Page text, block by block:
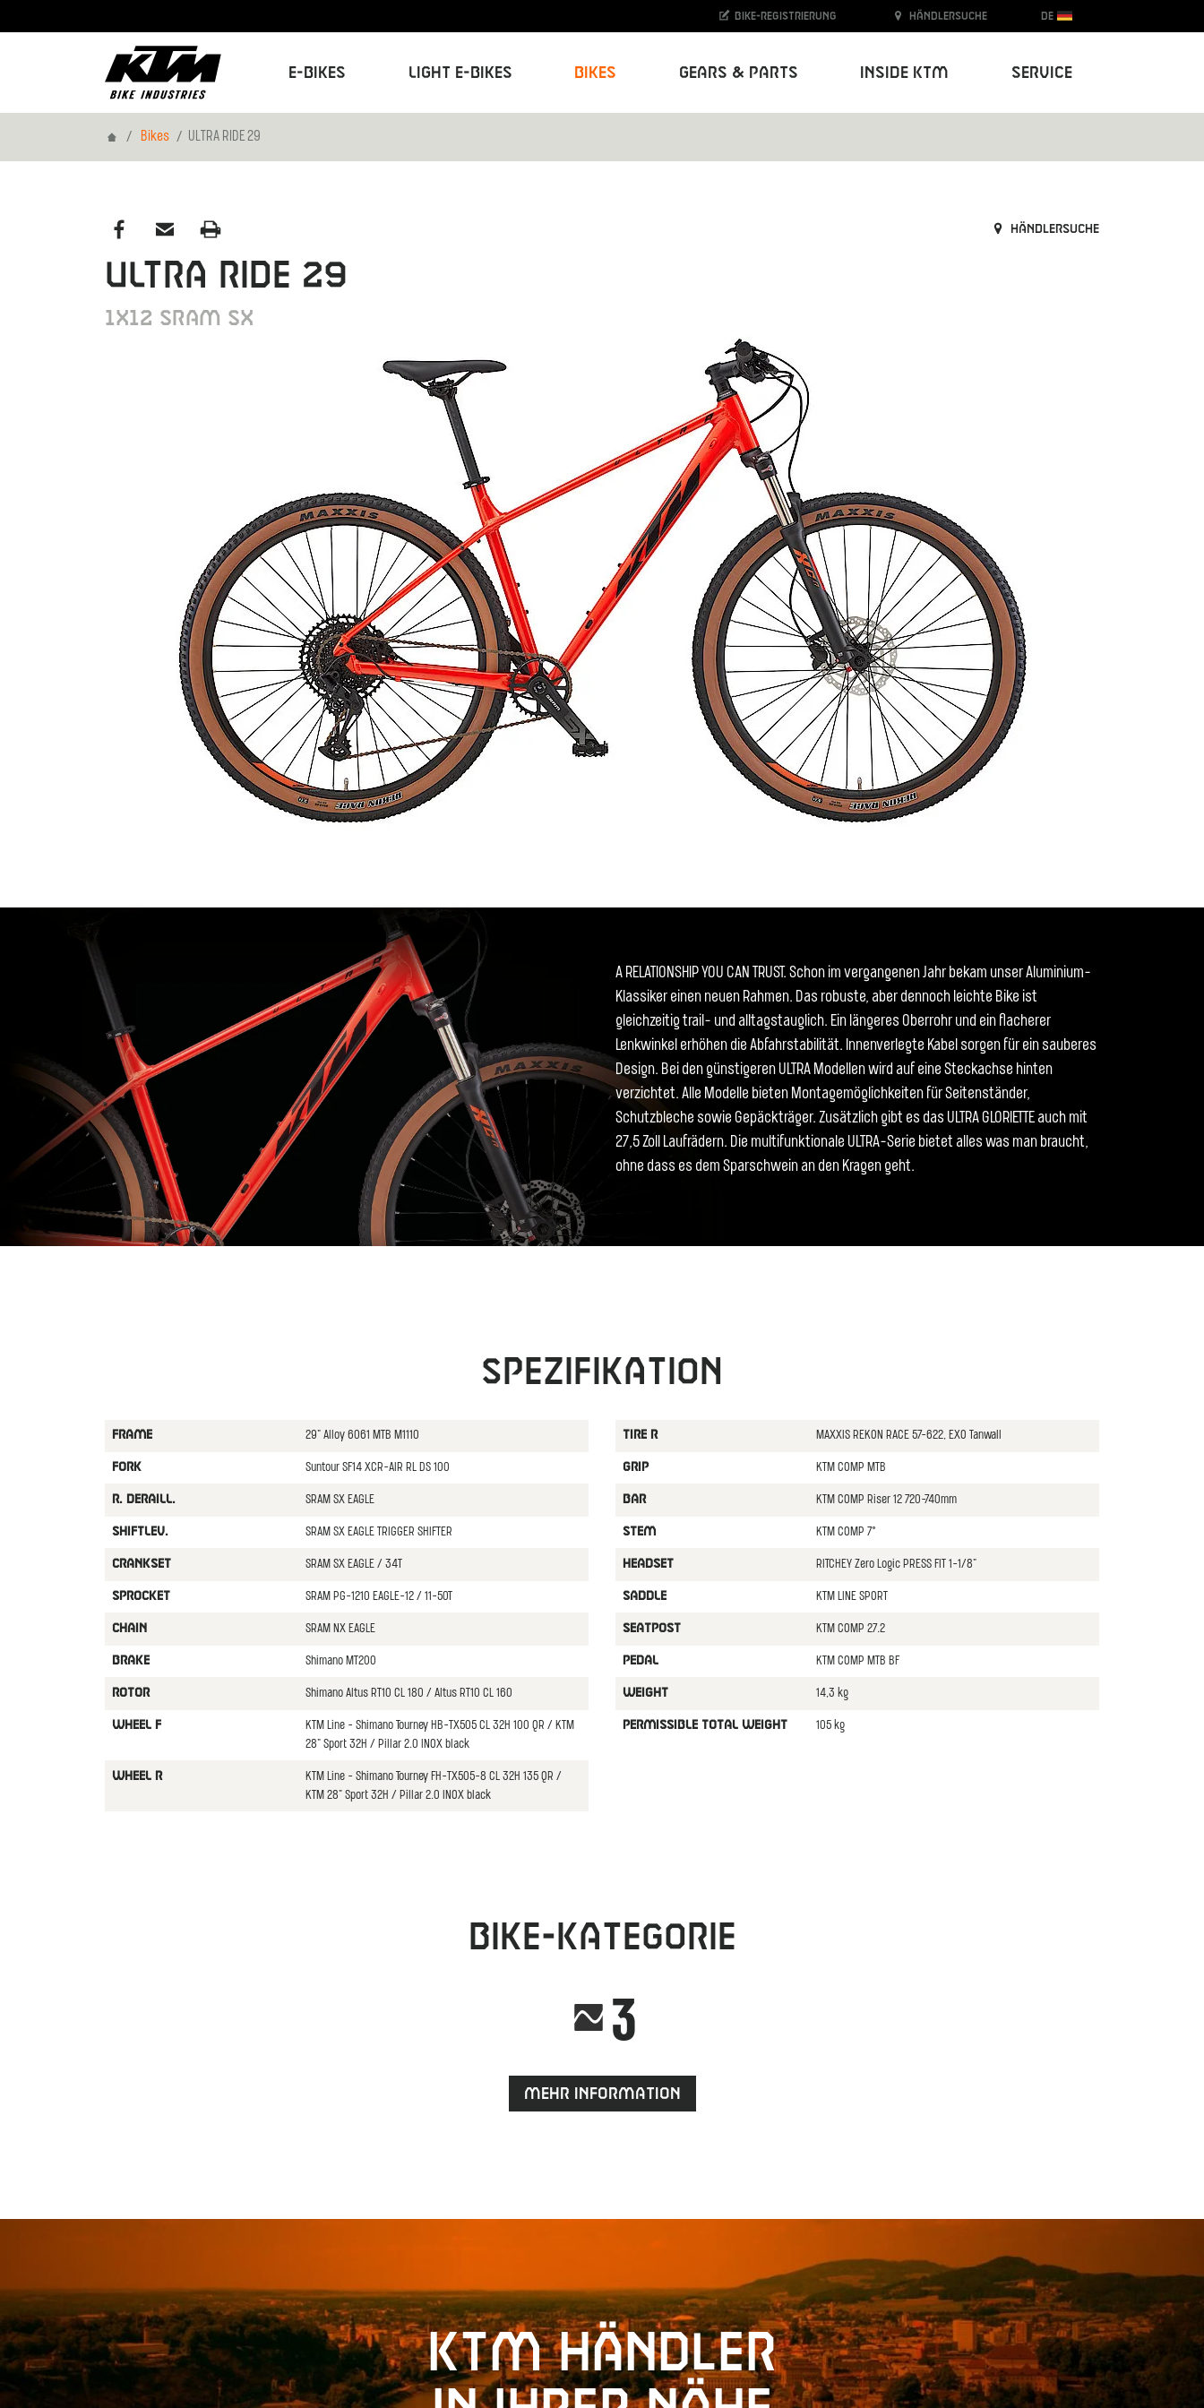
E-Bikes Light E-Bikes Bikes Gears & Parts Inside KTM Service
Bike-Registrierung Händlersuche DE
HomeBikes ULTRA RIDE 29
Händlersuche
ULTRA RIDE 29
1x12 Sram SX
A RELATIONSHIP YOU CAN TRUST. Schon im vergangenen Jahr bekam unser Aluminium-
Klassiker einen neuen Rahmen. Das robuste, aber dennoch leichte Bike ist
gleichzeitig trail- und alltagstauglich. Ein längeres Oberrohr und ein flacherer
Lenkwinkel erhöhen die Abfahrstabilität. Innenverlegte Kabel sorgen für ein sauberes
Design. Bei den günstigeren ULTRA Modellen wird auf eine Steckachse hinten
verzichtet. Alle Modelle bieten Montagemöglichkeiten für Seitenständer,
Schutzbleche sowie Gepäckträger. Zusätzlich gibt es das ULTRA GLORIETTE auch mit
27,5 Zoll Laufrädern. Die multifunktionale ULTRA-Serie bietet alles was man braucht,
ohne dass es dem Sparschwein an den Kragen geht.
Spezifikation
FRAME 29" Alloy 6061 MTB M1110
FORK Suntour SF14 XCR-AIR RL DS 100
R. DERAILL. SRAM SX EAGLE
SHIFTLEV. SRAM SX EAGLE TRIGGER SHIFTER
CRANKSET SRAM SX EAGLE / 34T
SPROCKET SRAM PG-1210 EAGLE-12 / 11-50T
CHAIN SRAM NX EAGLE
BRAKE Shimano MT200
ROTOR Shimano Altus RT10 CL 180 / Altus RT10 CL 160
WHEEL F
KTM Line - Shimano Tourney HB-TX505 CL 32H 100 QR / KTM
28" Sport 32H / Pillar 2.0 INOX black
WHEEL R
KTM Line - Shimano Tourney FH-TX505-8 CL 32H 135 QR /
KTM 28" Sport 32H / Pillar 2.0 INOX black
TIRE R MAXXIS REKON RACE 57-622, EXO Tanwall
GRIP KTM COMP MTB
BAR KTM COMP Riser 12 720-740mm
STEM KTM COMP 7°
HEADSET RITCHEY Zero Logic PRESS FIT 1-1/8"
SADDLE KTM LINE SPORT
SEATPOST KTM COMP 27.2
PEDAL KTM COMP MTB BF
WEIGHT 14,3 kg
PERMISSIBLE TOTAL WEIGHT 105 kg
Bike-Kategorie
3
Mehr Information
KTM Händler